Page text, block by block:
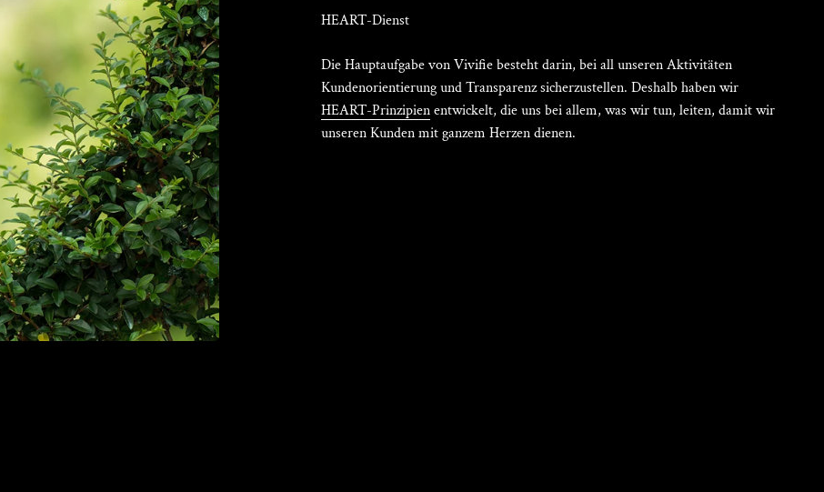
Die Hauptaufgabe von Vivifie besteht darin, bei all unseren Aktivitäten
Kundenorientierung und Transparenz sicherzustellen. Deshalb haben wir
HEART-Prinzipienentwickelt, die uns bei allem, was wir tun, leiten, damit wir
unseren Kunden mit ganzem Herzen dienen.